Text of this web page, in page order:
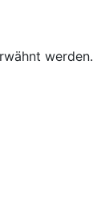
werden.